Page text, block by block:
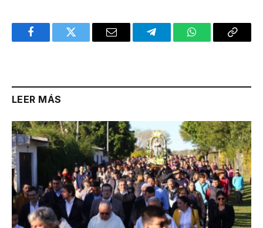
FacebookTwitter Email TelegramWhatsAppCopy
LEER MÁS